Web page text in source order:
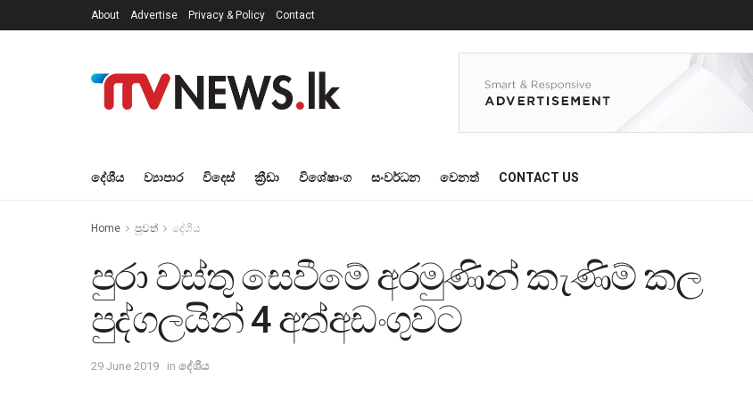
About Advertise Privacy & Policy Contact
දේශීය ව්‍යාපාර විදෙස් ක්‍රීඩා විශේෂාංග සංවර්ධන වෙනත් CONTACT US
Home පුවත් දේශීය
පුරා වස්තු සෙවීමේ අරමුණින් කැණිම් කල
පුද්ගලයින් 4 අත්අඩංගුවට
29 June 2019 in දේශීය